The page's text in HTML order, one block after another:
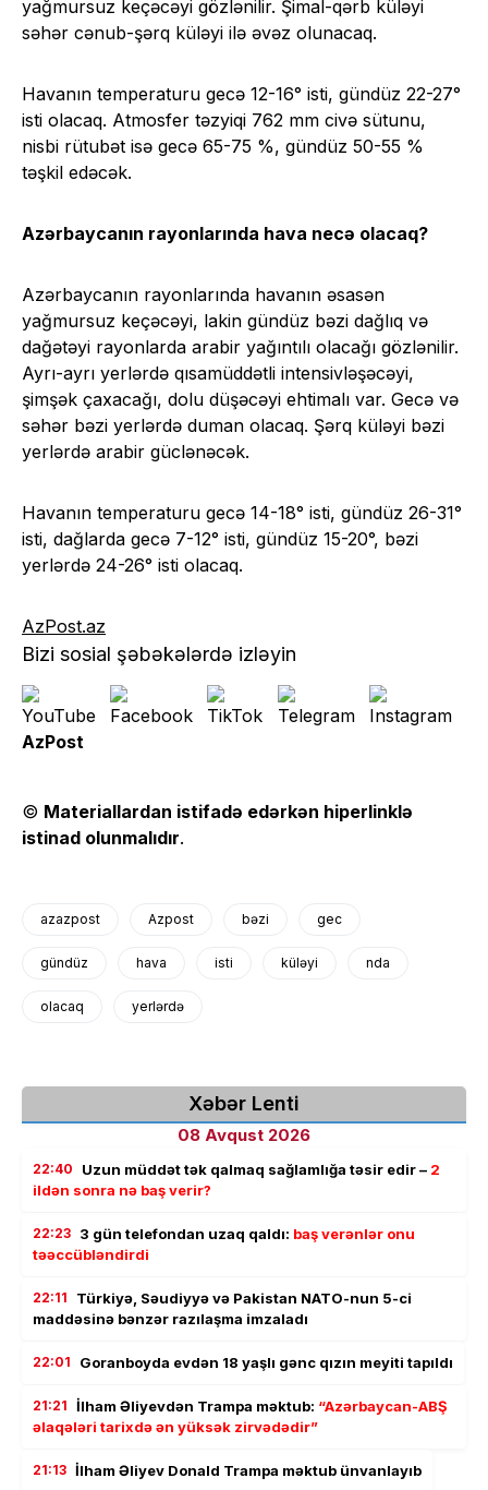
yağmursuz keçəcəyi gözlənilir. Şimal-qərb küləyi
səhər cənub-şərq küləyi ilə əvəz olunacaq.
Havanın temperaturu gecə 12-16° isti, gündüz 22-27°
isti olacaq. Atmosfer təzyiqi 762 mm civə sütunu,
nisbi rütubət isə gecə 65-75 %, gündüz 50-55 %
təşkil edəcək.
Azərbaycanın rayonlarında hava necə olacaq?
Azərbaycanın rayonlarında havanın əsasən
yağmursuz keçəcəyi, lakin gündüz bəzi dağlıq və
dağətəyi rayonlarda arabir yağıntılı olacağı gözlənilir.
Ayrı-ayrı yerlərdə qısamüddətli intensivləşəcəyi,
şimşək çaxacağı, dolu düşəcəyi ehtimalı var. Gecə və
səhər bəzi yerlərdə duman olacaq. Şərq küləyi bəzi
yerlərdə arabir güclənəcək.
Havanın temperaturu gecə 14-18° isti, gündüz 26-31°
isti, dağlarda gecə 7-12° isti, gündüz 15-20°, bəzi
yerlərdə 24-26° isti olacaq.
AzPost.az
Bizi sosial şəbəkələrdə izləyin
AzPost
© Materiallardan istifadə edərkən hiperlinklə
istinad olunmalıdır.
azazpost Azpost bəzi gec
gündüz hava isti küləyi nda
olacaq yerlərdə
Xəbər Lenti
08 Avqust 2026
22:40 Uzun müddət tək qalmaq sağlamlığa təsir edir – 2
ildən sonra nə baş verir?
22:23 3 gün telefondan uzaq qaldı: baş verənlər onu
təəccübləndirdi
22:11
Türkiyə, Səudiyyə və Pakistan NATO-nun 5-ci
maddəsinə bənzər razılaşma imzaladı
22:01 Goranboyda evdən 18 yaşlı gənc qızın meyiti tapıldı
21:21 İlham Əliyevdən Trampa məktub: “Azərbaycan-ABŞ
əlaqələri tarixdə ən yüksək zirvədədir”
21:13 İlham Əliyev Donald Trampa məktub ünvanlayıb